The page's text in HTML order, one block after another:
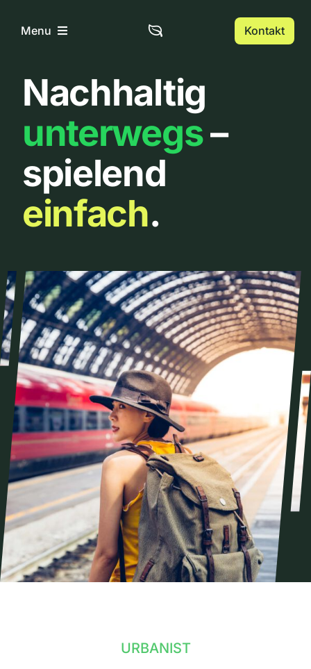
InhaltMenu
Home
Über uns
Urbanlist
Kontakt
Nachhaltig
unterwegs–
spielend
einfach.
URBANIST